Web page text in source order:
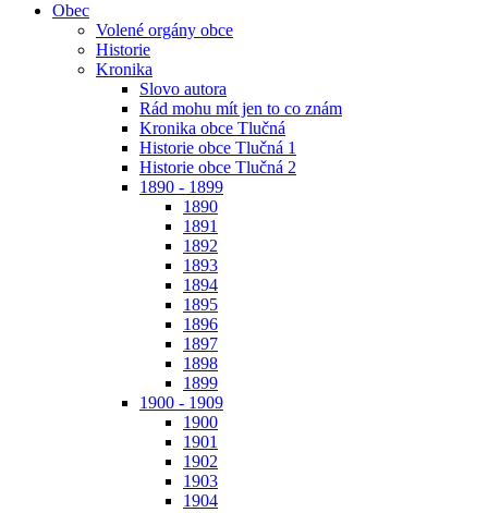
Obec
Volené orgány obce
Historie
Kronika
Slovo autora
Rád mohu mít jen to co znám
Kronika obce Tlučná
Historie obce Tlučná 1
Historie obce Tlučná 2
1890 - 1899
1890
1891
1892
1893
1894
1895
1896
1897
1898
1899
1900 - 1909
1900
1901
1902
1903
1904